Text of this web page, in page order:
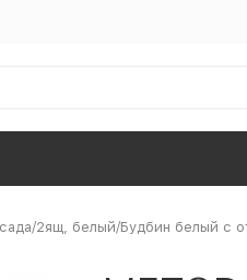
2ящ, белый/Будбин белый с